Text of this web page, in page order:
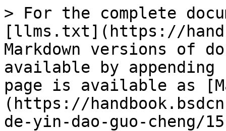
> For the complete
[llms.txt](https://
Markdown versions of
available by
page is available as
(https://
de-yin-dao-guo-cheng/